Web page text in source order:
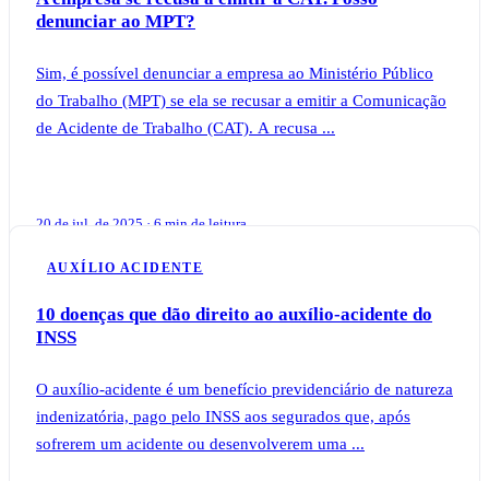
denunciar ao MPT?
Sim, é possível denunciar a empresa ao Ministério Público
do Trabalho (MPT) se ela se recusar a emitir a Comunicação
de Acidente de Trabalho (CAT). A recusa ...
20 de jul. de 2025 · 6 min de leitura
AUXÍLIO ACIDENTE
10 doenças que dão direito ao auxílio-acidente do
INSS
O auxílio-acidente é um benefício previdenciário de natureza
indenizatória, pago pelo INSS aos segurados que, após
sofrerem um acidente ou desenvolverem uma ...